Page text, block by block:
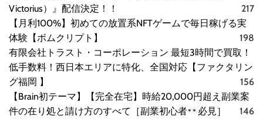
Victorius）』配信決定！！
217
【月利100%】初めての放置系NFTゲームで毎日稼げる実
体験【ボムクリプト】
198
有限会社トラスト・コーポレーション 最短3時間で買取！
低手数料！西日本エリアに特化、全国対応【ファクタリン
グ福岡 】
156
【Brain初テーマ】【完全在宅】時給20,000円超え副業案
件の在り処と請け方のすべて［副業初心者
必見］
146